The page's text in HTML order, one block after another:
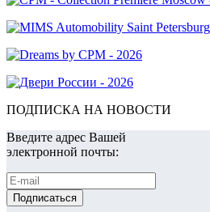
ПОДПИСКА НА НОВОСТИ
Введите адрес Вашей
электронной почты: